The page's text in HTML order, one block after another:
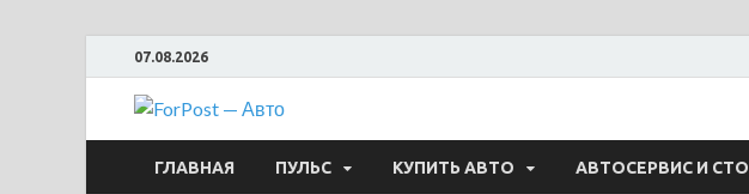
07.08.2026
ForPost — Авто
ГЛАВНАЯ ПУЛЬС КУПИТЬ АВТО АВТОСЕРВИС И СТО